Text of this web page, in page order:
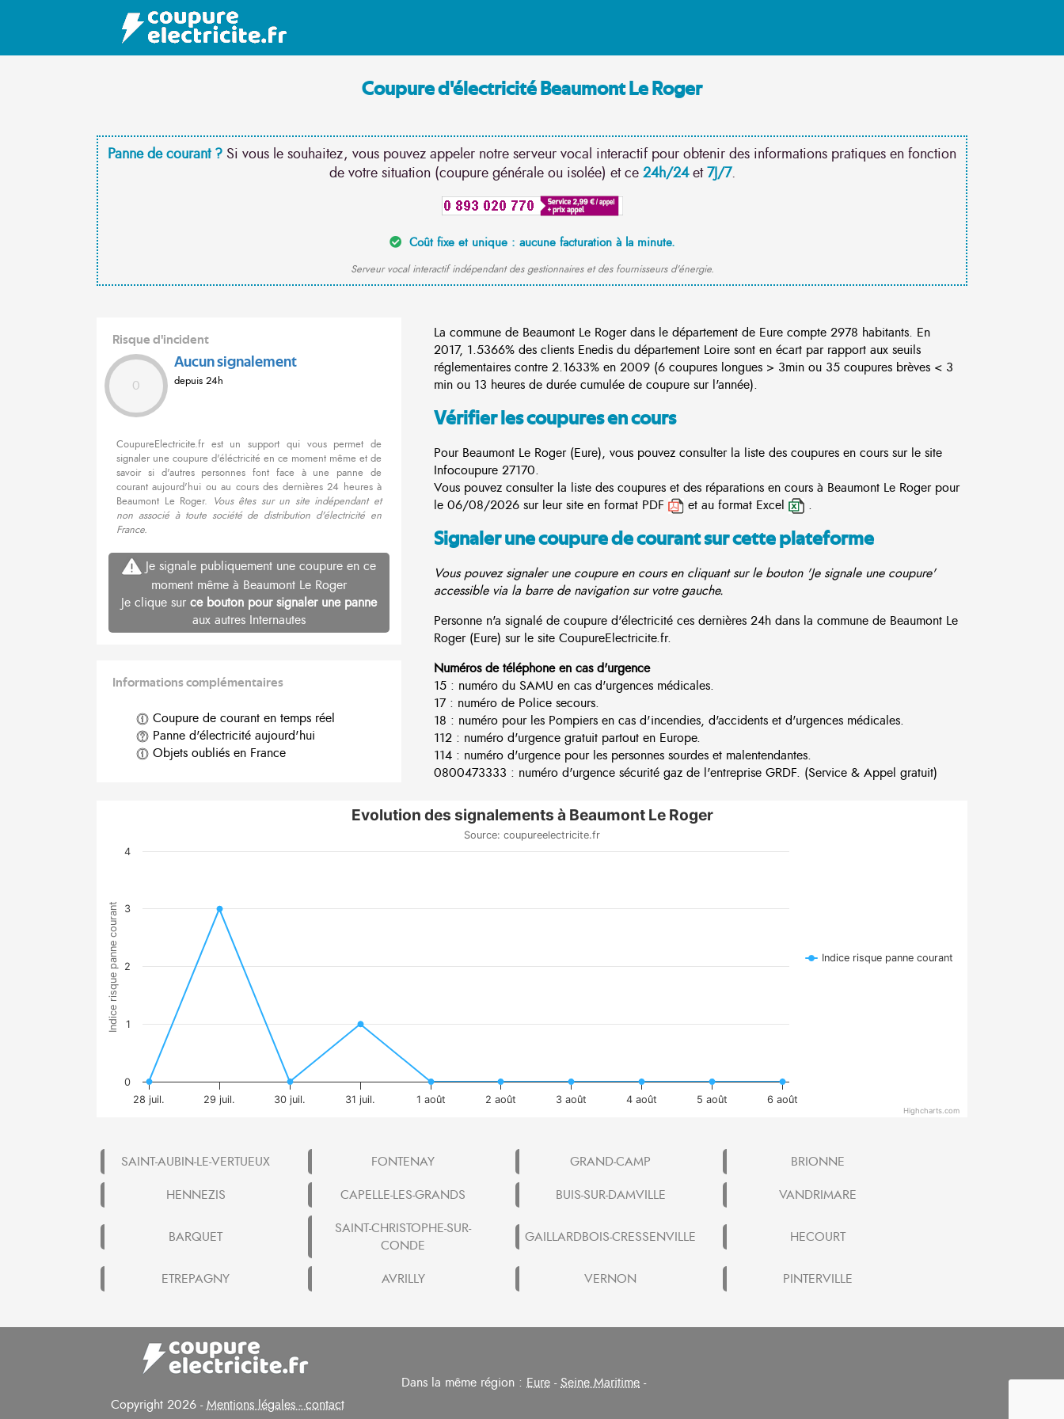
Coupure d'électricité Beaumont Le Roger
Panne de courant ? Si vous le souhaitez, vous pouvez appeler notre serveur vocal interactif pour obtenir des informations pratiques en fonction
de votre situation (coupure générale ou isolée) et ce 24h/24et7J/7.
Coût fixe et unique : aucune facturation à la minute.
Serveur vocal interactif indépendant des gestionnaires et des fournisseurs d'énergie.
Risque d'incident
0
Aucun signalement
depuis 24h
CoupureElectricite.fr est un support qui vous permet de
signaler une coupure d'éléctricité en ce moment même et de
savoir si d'autres personnes font face à une panne de
courant aujourd'hui ou au cours des dernières 24 heures à
Beaumont Le Roger. Vous êtes sur un site indépendant et
non associé à toute société de distribution d'électricité en
France.
Je signale publiquement une coupure en ce
moment même à Beaumont Le Roger
Je clique sur ce bouton pour signaler une panne
aux autres Internautes
Informations complémentaires
Coupure de courant en temps réel
Panne d'électricité aujourd'hui
Objets oubliés en France
La commune de Beaumont Le Roger dans le département de Eure compte 2978 habitants. En
2017, 1.5366% des clients Enedis du département Loire sont en écart par rapport aux seuils
réglementaires contre 2.1633% en 2009 (6 coupures longues > 3min ou 35 coupures brèves < 3
min ou 13 heures de durée cumulée de coupure sur l'année).
Vérifier les coupures en cours
Pour Beaumont Le Roger (Eure), vous pouvez consulter la liste des coupures en cours sur le site
Infocoupure 27170.
Vous pouvez consulter la liste des coupures et des réparations en cours à Beaumont Le Roger pour
le 06/08/2026 sur leur site en format PDF
et au format Excel .
Signaler une coupure de courant sur cette plateforme
Vous pouvez signaler une coupure en cours en cliquant sur le bouton 'Je signale une coupure'
accessible via la barre de navigation sur votre gauche.
Personne n'a signalé de coupure d'électricité ces dernières 24h dans la commune de Beaumont Le
Roger (Eure) sur le site CoupureElectricite.fr.
Numéros de téléphone en cas d'urgence
15 : numéro du SAMU en cas d'urgences médicales.
17 : numéro de Police secours.
18 : numéro pour les Pompiers en cas d'incendies, d'accidents et d'urgences médicales.
112 : numéro d'urgence gratuit partout en Europe.
114 : numéro d'urgence pour les personnes sourdes et malentendantes.
0800473333 : numéro d'urgence sécurité gaz de l'entreprise GRDF. (Service & Appel gratuit)
Indice risque panne courant
Evolution des signalements à Beaumont Le Roger
Source: coupureelectricite.fr
Indice risque panne courant
28 juil. 29 juil. 30 juil. 31 juil. 1 août 2 août 3 août 4 août 5 août 6 août
0
1
2
3
4
Highcharts.com
SAINT-AUBIN-LE-VERTUEUX FONTENAY GRAND-CAMP
BRIONNE
HENNEZIS
CAPELLE-LES-GRANDS BUIS-SUR-DAMVILLE VANDRIMARE
BARQUET
SAINT-CHRISTOPHE-SUR-
CONDE
GAILLARDBOIS-CRESSENVILLE HECOURT
ETREPAGNY AVRILLY VERNON PINTERVILLE
Copyright 2026 -Mentions légales - contact
Dans la même région : Eure -Seine Maritime -